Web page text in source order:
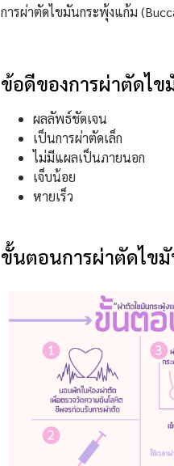
การผ่าตัดไขมันกระพุ้งแก้ม
ข้อดีของการผ่าตัดไ
ผลลัพธ์ชัดเจน
เป็นการผ่าตัดเล็ก
ไม่มีแผลเป็นภายนอก
เจ็บน้อย
หายเร็ว
ขั้นตอนการผ่าตัดไข